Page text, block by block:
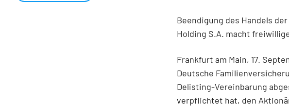
Beendigung des Handels
Holding S.A. macht
Frankfurt am Main, 17.
Deutsche
Delisting-Vereinbarung
verpflichtet hat, den